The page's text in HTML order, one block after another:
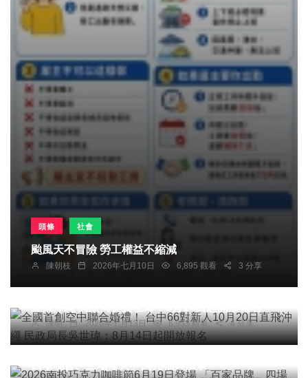
頭條 社會
颱風天不冒險 勞工權益不縮減
陳朝枝 2026年七月10日 6,895 觀看 3 分享
頭條 社會 綜合新聞 旅遊
全國首創空中聯合婚禮！ 台中66對新人10月20日
陳明 2026年七月13日 6,953 觀看 4 分享
頭條 旅遊
2026南投巧克力咖啡節6月19日登場 「百家品牌、